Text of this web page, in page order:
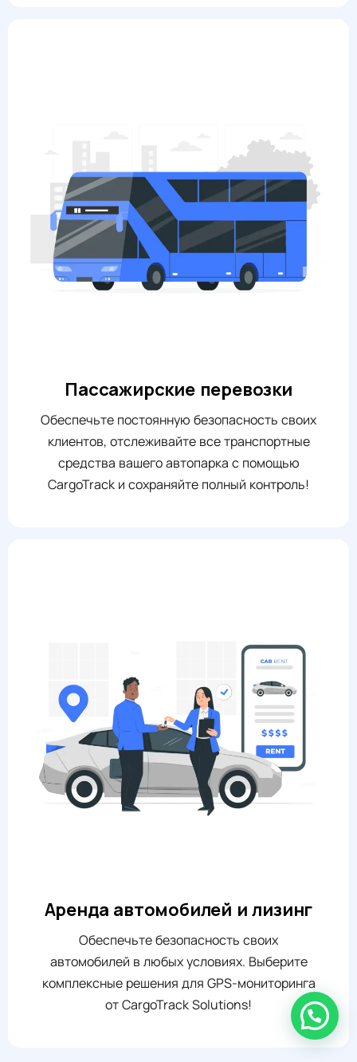
Пассажирские перевозки
Обеспечьте постоянную безопасность своих
клиентов, отслеживайте все транспортные
средства вашего автопарка с помощью
CargoTrack и сохраняйте полный контроль!
Аренда автомобилей и лизинг
Обеспечьте безопасность своих
автомобилей в любых условиях. Выберите
комплексные решения для GPS-мониторинга
от CargoTrack Solutions!
нужна помощь?